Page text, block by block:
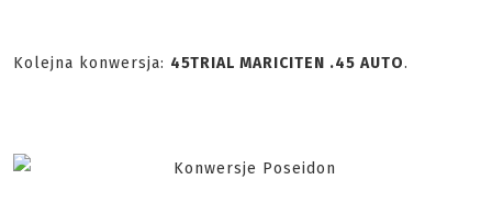
Kolejna konwersja: 45TRIAL MARICITEN .45 AUTO.